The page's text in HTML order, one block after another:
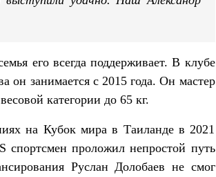
его всегда поддерживает. В клубе
он занимается с 2015 года. Он мастер
категории до 65 кг.
на Кубок мира в Таиланде в 2021
спортсмен проложил непростой путь
Руслан Долобаев не смог